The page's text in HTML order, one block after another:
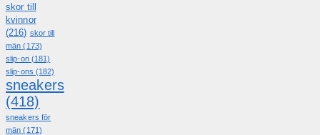
skor till
kvinnor
(216) skor till
män (173)
slip-on(181)
slip-ons (182)
sneakers
(418)
sneakers för
män (171)